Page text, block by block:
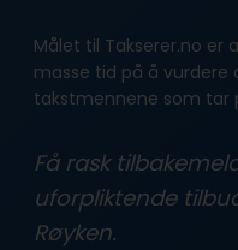
Målet til Takserer.no er
masse tid på å vurdere
takstmennene som tar
Få rask
uforpliktende
Røyken.